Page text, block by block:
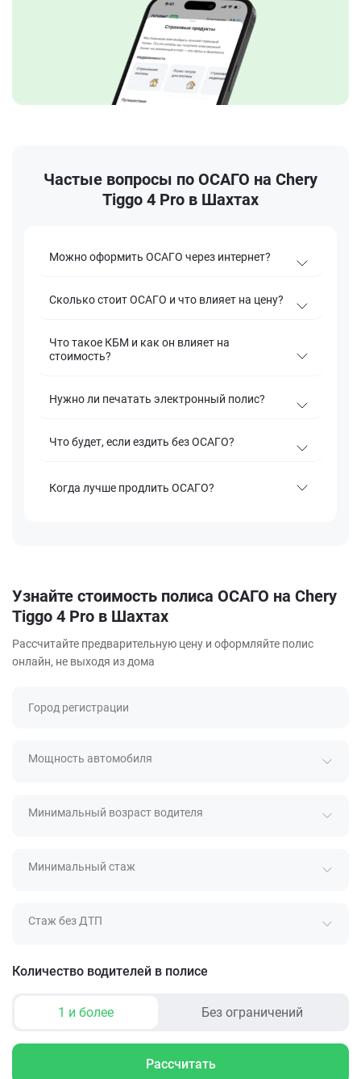
Частые вопросы по ОСАГО на Chery
Tiggo 4 Pro в Шахтах
Можно оформить ОСАГО через интернет?
Сколько стоит ОСАГО и что влияет на цену?
Что такое КБМ и как он влияет на
стоимость?
Нужно ли печатать электронный полис?
Что будет, если ездить без ОСАГО?
Когда лучше продлить ОСАГО?
Узнайте стоимость полиса ОСАГО на Chery
Tiggo 4 Pro в Шахтах
Рассчитайте предварительную цену и оформляйте полис
онлайн, не выходя из дома
Город регистрации
Мощность автомобиля
Минимальный возраст водителя
Минимальный стаж
Стаж без ДТП
Количество водителей в полисе
1 и более Без ограничений
Рассчитать